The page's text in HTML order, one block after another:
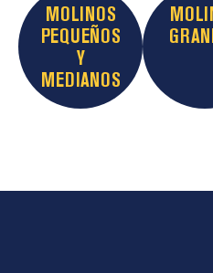
MOLINOS
PEQUEÑOS
Y
MEDIANOS